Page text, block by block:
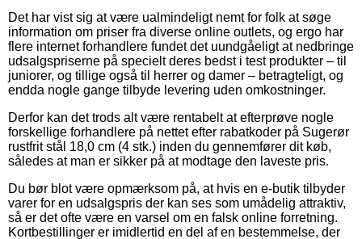
Det har vist sig at være ualmindeligt nemt for folk at søge
information om priser fra diverse online outlets, og ergo har
flere internet forhandlere fundet det uundgåeligt at nedbringe
udsalgspriserne på specielt deres bedst i test produkter – til
juniorer, og tillige også til herrer og damer – betragteligt, og
endda nogle gange tilbyde levering uden omkostninger.
Derfor kan det trods alt være rentabelt at efterprøve nogle
forskellige forhandlere på nettet efter rabatkoder på Sugerør
rustfrit stål 18,0 cm (4 stk.) inden du gennemfører dit køb,
således at man er sikker på at modtage den laveste pris.
Du bør blot være opmærksom på, at hvis en e-butik tilbyder
varer for en udsalgspris der kan ses som umådelig attraktiv,
så er det ofte være en varsel om en falsk online forretning.
Kortbestillinger er imidlertid en del af en bestemmelse, der